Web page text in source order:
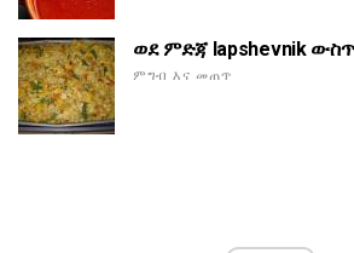
ወደ ምድጃ lapshevnik
ምግብ እና መጠጥ